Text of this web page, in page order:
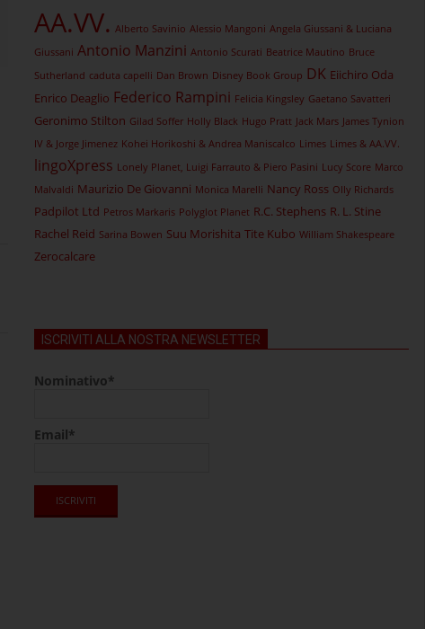
AA.VV. Alberto Savinio Alessio Mangoni Angela Giussani & Luciana
Giussani Antonio Manzini Antonio Scurati Beatrice Mautino Bruce
Sutherland caduta capelli Dan Brown Disney Book Group DK Eiichiro Oda
Enrico Deaglio Federico Rampini Felicia Kingsley Gaetano Savatteri
Geronimo Stilton Gilad Soffer Holly Black Hugo Pratt Jack Mars James Tynion
IV & Jorge Jimenez Kohei Horikoshi & Andrea Maniscalco Limes Limes & AA.VV.
lingoXpress Lonely Planet, Luigi Farrauto & Piero Pasini Lucy Score Marco
Malvaldi Maurizio De Giovanni Monica Marelli Nancy Ross Olly Richards
Padpilot Ltd Petros Markaris Polyglot Planet R.C. Stephens R. L. Stine
Rachel Reid Sarina Bowen Suu Morishita Tite Kubo William Shakespeare
Zerocalcare
ISCRIVITI ALLA NOSTRA NEWSLETTER
Nominativo*
Email*